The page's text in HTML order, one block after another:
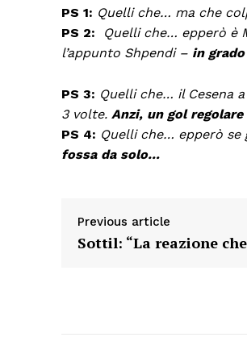
PS 1: Quelli che… ma che
PS 2: Quelli che… epperò è
l’appunto Shpendi – in
PS 3: Quelli che… il Cesena
3 volte. Anzi, un gol
PS 4: Quelli che… epperò se
fossa da solo…
Previous article
Sottil: “La reazione